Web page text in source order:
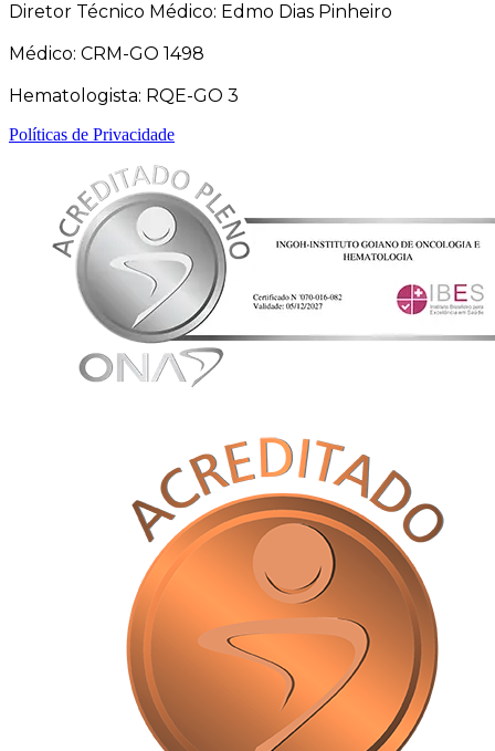
Diretor Técnico Médico: Edmo Dias Pinheiro
Médico: CRM-GO 1498
Hematologista: RQE-GO 3
Políticas de Privacidade